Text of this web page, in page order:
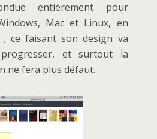
entièrement pour
Mac et Linux, en
; ce faisant son design va
progresser, et surtout la
ne fera plus défaut.